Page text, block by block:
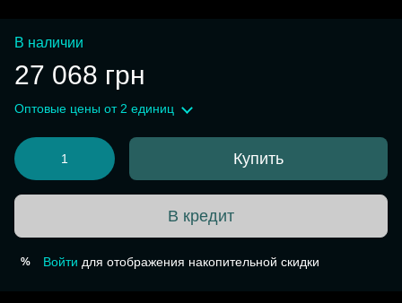
В наличии
27 068 грн
Оптовые цены от 2 единиц
Купить
В кредит
% Войти для отображения накопительной скидки